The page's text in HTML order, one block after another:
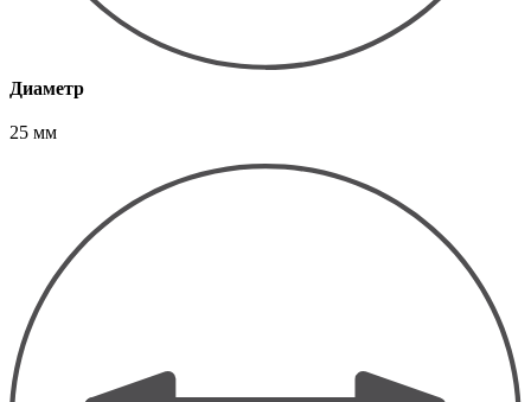
Диаметр
25 мм